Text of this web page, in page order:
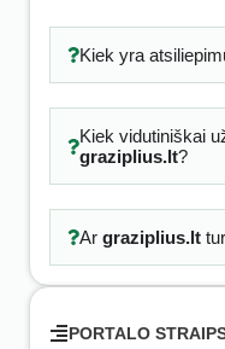
Kiek yra
Kiek vidutiniškai
graziplius.lt?
Ar graziplius.lt
PORTALO